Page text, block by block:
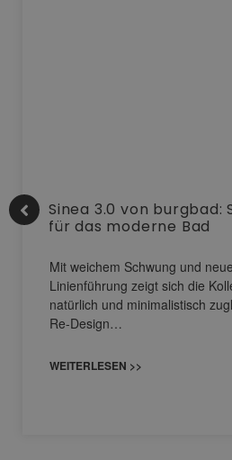
Sinea 3.0 von burgbad:
für das moderne Bad
Mit weichem Schwung und
Linienführung zeigt sich die
natürlich und minimalistisch
Re-Design…
WEITERLESEN >>